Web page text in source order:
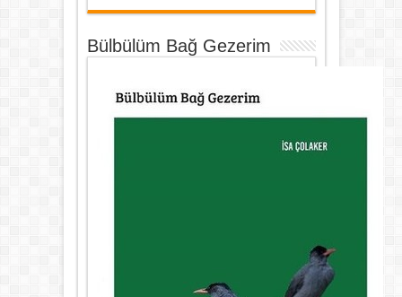
Bülbülüm Bağ Gezerim